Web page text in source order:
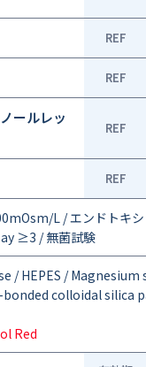
REF
REF
ールレッ
REF
REF
L / エンドト
≥3 / 無菌試験
/ HEPES /
colloidal silica
Red